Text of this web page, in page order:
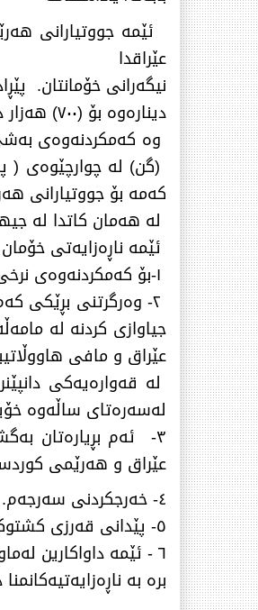
ئێمە جووتیارانی
عێراقدا
دینارەوە بۆ (٧٠٠) هەزار دینار لە سەرانسەری عێراقدا
كەمە بۆ جووتیارانی
لە هەمان كاتدا لە جیهاندا بەگشتی نرخی (١گن)
ئێمە ناڕەزایەتی
٢- وەرگرتنی بڕێكی
جیاوازی كردنە لە
عێراق و مافی
لە قەوارەیەكی
لەسەرەتای ساڵەوە
٣- ئەم بڕیارەتان
عێراق و هەرێمی
٤- خەرجكردنی سەرجەم. شایستە دارایەكانی بەرهەمی جووتیاران. بۆ ساڵی (٢٠٢٤ - ٢٠٢٥ ) .
٥- پێدانی قەرزی كشتوكاڵی بۆ جووتیارانی هەرێم بە نرخی پاڵپشتی كراو وەك سەرانسەری عێراق .
برە بە